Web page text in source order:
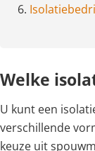
6.
Welke
U kunt een
verschillende
keuze uit